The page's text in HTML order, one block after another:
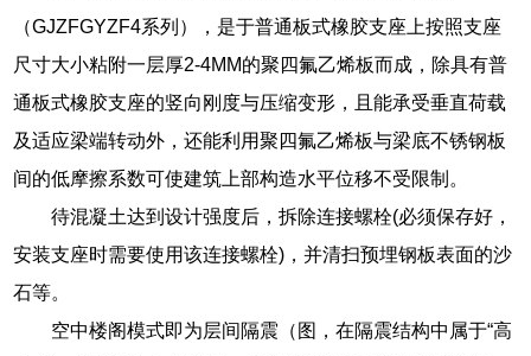
（GJZFGYZF4系列），是于普通板式橡胶支座上按照支座
尺寸大小粘附一层厚2-4MM的聚四氟乙烯板而成，除具有普
通板式橡胶支座的竖向刚度与压缩变形，且能承受垂直荷载
及适应梁端转动外，还能利用聚四氟乙烯板与梁底不锈钢板
间的低摩擦系数可使建筑上部构造水平位移不受限制。
待混凝土达到设计强度后，拆除连接螺栓(必须保存好，
安装支座时需要使用该连接螺栓)，并清扫预埋钢板表面的沙
石等。
空中楼阁模式即为层间隔震（图，在隔震结构中属于“高